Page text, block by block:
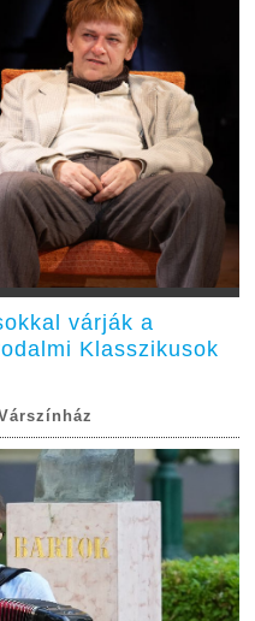
várják a
Klasszikusok